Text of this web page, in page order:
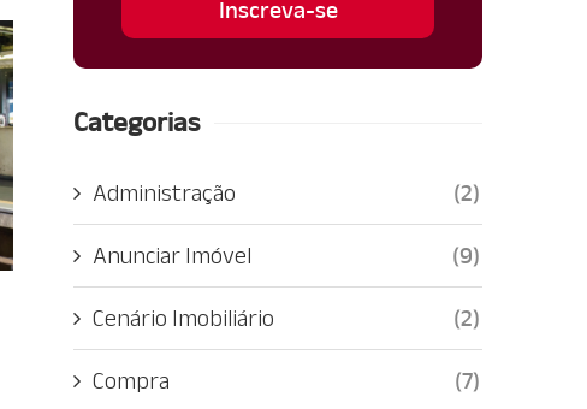
Categorias
Administração (2)
Anunciar Imóvel (9)
Cenário Imobiliário (2)
Compra (7)